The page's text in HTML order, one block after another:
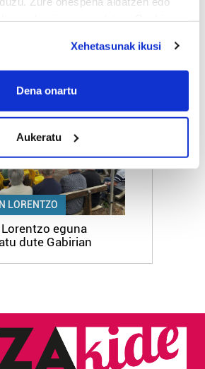
also like to:
about your geographical
device by actively scanning it for
(fingerprinting)
how your personal data is processed
in thedetails section
zure datu pertsonalak
zure IP zenbakia, besteak beste,
adibidez, iragarki eta eduki
Zure datuak nork eta zertarako
dezakezu.
dizute baimenik eskatzen, eta beren
Xehetasunak ikusi
Dena onartu
Aukeratu
Iparragirre eskolako
ari da
LORENTZO
Lorentzo eguna
dute Gabirian